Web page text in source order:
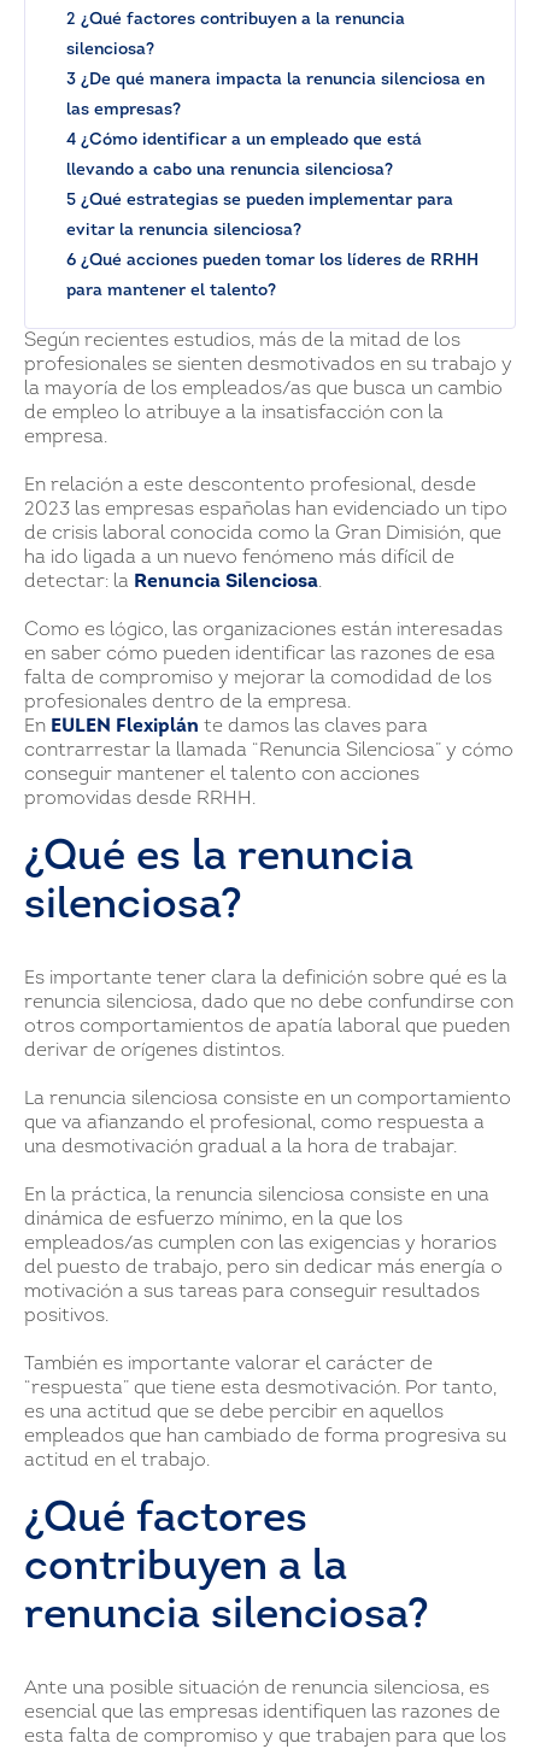
2 ¿Qué factores contribuyen a la renuncia
silenciosa?
3 ¿De qué manera impacta la renuncia silenciosa en
las empresas?
4 ¿Cómo identificar a un empleado que está
llevando a cabo una renuncia silenciosa?
5 ¿Qué estrategias se pueden implementar para
evitar la renuncia silenciosa?
6 ¿Qué acciones pueden tomar los líderes de RRHH
para mantener el talento?
Según recientes estudios, más de la mitad de los
profesionales se sienten desmotivados en su trabajo y
la mayoría de los empleados/as que busca un cambio
de empleo lo atribuye a la insatisfacción con la
empresa.
En relación a este descontento profesional, desde
2023 las empresas españolas han evidenciado un tipo
de crisis laboral conocida como la Gran Dimisión, que
ha ido ligada a un nuevo fenómeno más difícil de
detectar: la Renuncia Silenciosa.
Como es lógico, las organizaciones están interesadas
en saber cómo pueden identificar las razones de esa
falta de compromiso y mejorar la comodidad de los
profesionales dentro de la empresa.
En EULEN Flexiplán te damos las claves para
contrarrestar la llamada “Renuncia Silenciosa” y cómo
conseguir mantener el talento con acciones
promovidas desde RRHH.
¿Qué es la renuncia
silenciosa?
Es importante tener clara la definición sobre qué es la
renuncia silenciosa, dado que no debe confundirse con
otros comportamientos de apatía laboral que pueden
derivar de orígenes distintos.
La renuncia silenciosa consiste en un comportamiento
que va afianzando el profesional, como respuesta a
una desmotivación gradual a la hora de trabajar.
En la práctica, la renuncia silenciosa consiste en una
dinámica de esfuerzo mínimo, en la que los
empleados/as cumplen con las exigencias y horarios
del puesto de trabajo, pero sin dedicar más energía o
motivación a sus tareas para conseguir resultados
positivos.
También es importante valorar el carácter de
“respuesta” que tiene esta desmotivación. Por tanto,
es una actitud que se debe percibir en aquellos
empleados que han cambiado de forma progresiva su
actitud en el trabajo.
¿Qué factores
contribuyen a la
renuncia silenciosa?
Ante una posible situación de renuncia silenciosa, es
esencial que las empresas identifiquen las razones de
esta falta de compromiso y que trabajen para que los